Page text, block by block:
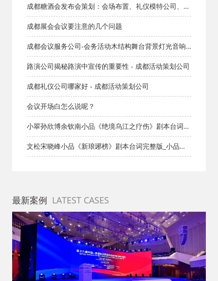
日方案_成都活动公司网_策划网_方案网_文案网_文档网
成都糖酒会发布会策划：会场布置、礼仪模特公司、活
动策划、庆典策划、奠基仪式
成都展会会议要注意的几个问题
成都会议服务公司-会务活动木结构舞台背景灯光音响
LED大屏车贴写真
路演公司揭秘路演中宣传的重要性 - 成都活动策划公司
成都礼仪公司哪家好 - 成都活动策划公司
会议开场白怎么说呢？
小翠孙欣博余钦南小品《绝境乌江之疗伤》剧本台词完
整版_小品剧本库_知识库_成都活动公司网_策划网_方案
文松宋晓峰小品《新琅琊榜》剧本台词完整版_小品剧
最新案例 LATEST CASES